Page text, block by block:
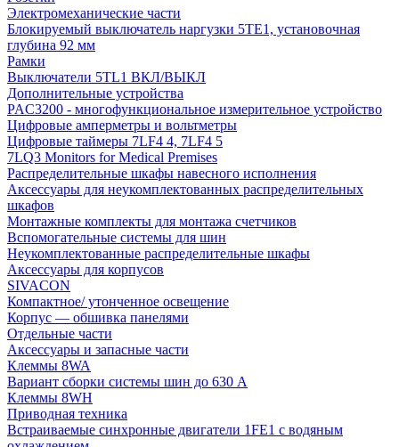
Электромеханические части
Блокируемый выключатель наргузки 5TE1, установочная
глубина 92 мм
Рамки
Выключатели 5TL1 ВКЛ/ВЫКЛ
Дополнительные устройства
PAC3200 - многофункциональное измерительное устройство
Цифровые амперметры и вольтметры
Цифровые таймеры 7LF4 4, 7LF4 5
7LQ3 Monitors for Medical Premises
Распределительные шкафы навесного исполнения
Аксессуары для неукомплектованных распределительных
шкафов
Монтажные комплекты для монтажа счетчиков
Вспомогательные системы для шин
Неукомплектованные распределительные шкафы
Аксессуары для корпусов
SIVACON
Компактное/ утонченное освещение
Корпус — обшивка панелями
Отдельные части
Аксессуары и запасные части
Клеммы 8WA
Вариант сборки системы шин до 630 A
Клеммы 8WH
Приводная техника
Встраиваемые синхронные двигатели 1FE1 с водяным